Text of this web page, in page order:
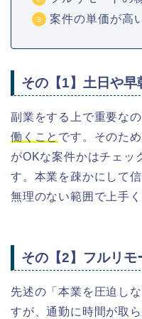
案件の単価が高
その【1】土日や
副業をする上で重要な
働くこと です。そのた
がOKな案件かはチェッ
す。本業を疎かにして
無理のない範囲で上手
その【2】フルリ
先述の「本業を圧迫し
すが、通勤に時間が取